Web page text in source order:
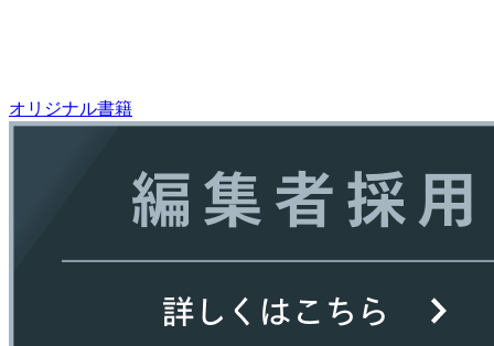
オリジナル書籍